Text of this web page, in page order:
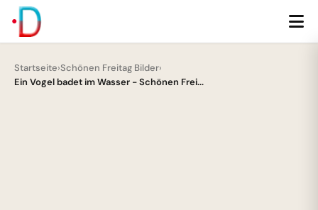
Startseite›Schönen Freitag Bilder›
Ein Vogel badet im Wasser - Schönen Frei...